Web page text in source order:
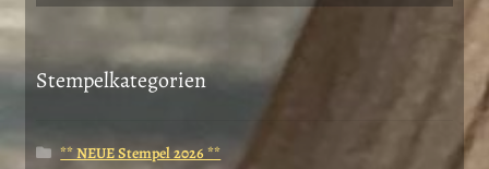
Stempelkategorien
** NEUE Stempel 2026 **